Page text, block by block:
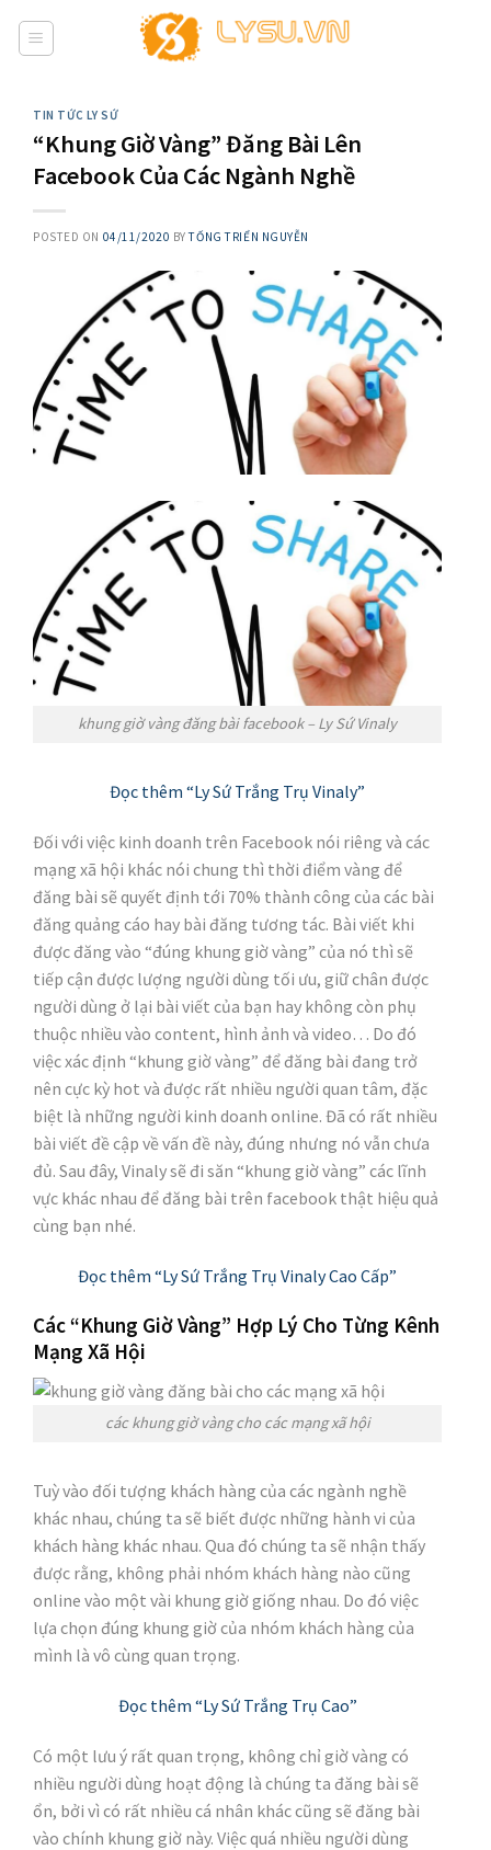
TIN TỨC LY SỨ
“Khung Giờ Vàng” Đăng Bài Lên
Facebook Của Các Ngành Nghề
POSTED ON 04/11/2020 BYTỐNG TRIỂN NGUYỄN
khung giờ vàng đăng bài facebook – Ly Sứ Vinaly
Đọc thêm “Ly Sứ Trắng Trụ Vinaly”
Đối với việc kinh doanh trên Facebook nói riêng và các
mạng xã hội khác nói chung thì thời điểm vàng để
đăng bài sẽ quyết định tới 70% thành công của các bài
đăng quảng cáo hay bài đăng tương tác. Bài viết khi
được đăng vào “đúng khung giờ vàng” của nó thì sẽ
tiếp cận được lượng người dùng tối ưu, giữ chân được
người dùng ở lại bài viết của bạn hay không còn phụ
thuộc nhiều vào content, hình ảnh và video… Do đó
việc xác định “khung giờ vàng” để đăng bài đang trở
nên cực kỳ hot và được rất nhiều người quan tâm, đặc
biệt là những người kinh doanh online. Đã có rất nhiều
bài viết đề cập về vấn đề này, đúng nhưng nó vẫn chưa
đủ. Sau đây, Vinaly sẽ đi săn “khung giờ vàng” các lĩnh
vực khác nhau để đăng bài trên facebook thật hiệu quả
cùng bạn nhé.
Đọc thêm “Ly Sứ Trắng Trụ Vinaly Cao Cấp”
Các “Khung Giờ Vàng” Hợp Lý Cho Từng Kênh
Mạng Xã Hội
các khung giờ vàng cho các mạng xã hội
Tuỳ vào đối tượng khách hàng của các ngành nghề
khác nhau, chúng ta sẽ biết được những hành vi của
khách hàng khác nhau. Qua đó chúng ta sẽ nhận thấy
được rằng, không phải nhóm khách hàng nào cũng
online vào một vài khung giờ giống nhau. Do đó việc
lựa chọn đúng khung giờ của nhóm khách hàng của
mình là vô cùng quan trọng.
Đọc thêm “Ly Sứ Trắng Trụ Cao”
Có một lưu ý rất quan trọng, không chỉ giờ vàng có
nhiều người dùng hoạt động là chúng ta đăng bài sẽ
ổn, bởi vì có rất nhiều cá nhân khác cũng sẽ đăng bài
vào chính khung giờ này. Việc quá nhiều người dùng